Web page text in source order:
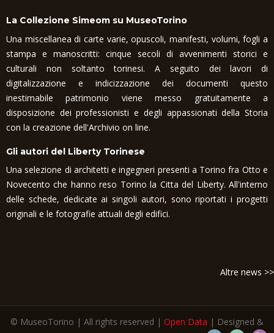
La Collezione Simeom su MuseoTorino
Una miscellanea di carte varie, opuscoli, manifesti, volumi, fogli a
stampa e manoscritti: cinque secoli di avvenimenti storici e
culturali non soltanto torinesi. A seguito dei lavori di
digitalizzazione e indicizzazione dei documenti questo
inestimabile patrimonio viene messo gratuitamente a
disposizione dei professionisti e degli appassionati della Storia
con la creazione dell'Archivio on line.
Gli autori del Liberty Torinese
Una selezione di architetti e ingegneri presenti a Torino fra Otto e
Novecento che hanno reso Torino la Citta del Liberty. All'interno
delle schede, dedicate ai singoli autori, sono riportati i progetti
originali e le fotografie attuali degli edifici.
Altre news >>
© MuseoTorino | All rights reserved | Open Data | Designed &